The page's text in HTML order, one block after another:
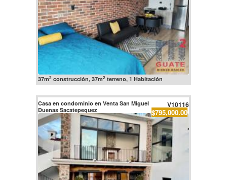
37m2construcción, 37m2terreno, 1 Habitación
Casa en condominio en Venta San Miguel
Duenas Sacatepequez
V10116
$795,000.00